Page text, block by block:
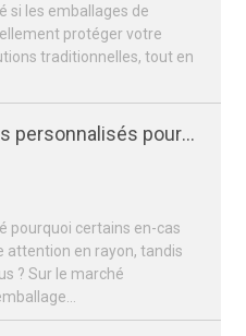
si les emballages de
protéger votre
traditionnelles, tout en
personnalisés pour
pour votre
pourquoi certains en-cas
en rayon, tandis
? Sur le marché